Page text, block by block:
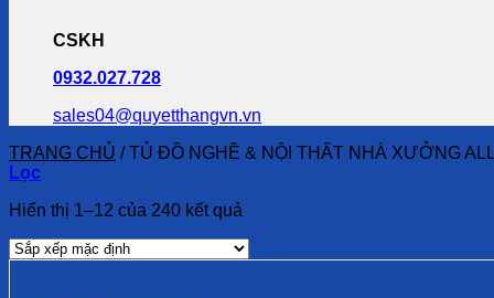
CSKH
0932.027.728
sales04@quyetthangvn.vn
TRANG CHỦ /TỦ ĐỒ NGHỀ & NỘI THẤT NHÀ XƯỞNG
Lọc
Hiển thị 1–12 của 240 kết quả